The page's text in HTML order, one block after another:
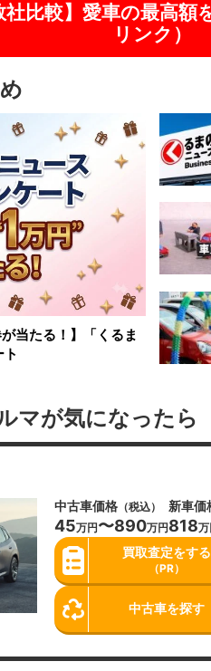
社比較】愛車の最高額
リンク）
当たる！】「くるま
マが気になったら
中古車価格 （税込）
45万円〜890万円
新車価
818万
買取査定をする
（PR）
中古車を探す